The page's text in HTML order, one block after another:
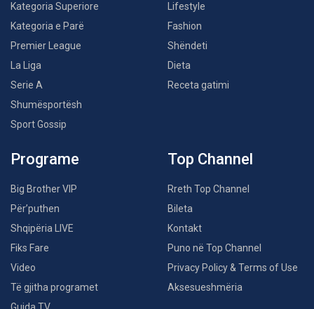
Kategoria Superiore
Kategoria e Parë
Premier League
La Liga
Serie A
Shumësportësh
Sport Gossip
Lifestyle
Fashion
Shëndeti
Dieta
Receta gatimi
Programe
Big Brother VIP
Për’puthen
Shqipëria LIVE
Fiks Fare
Video
Të gjitha programet
Guida TV
Top Channel
Rreth Top Channel
Bileta
Kontakt
Puno në Top Channel
Privacy Policy & Terms of Use
Aksesueshmëria